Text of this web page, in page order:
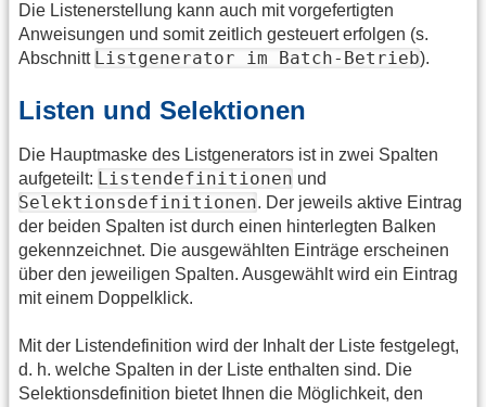
Die Listenerstellung kann auch mit vorgefertigten
Anweisungen und somit zeitlich gesteuert erfolgen (s.
Abschnitt Listgenerator im Batch-Betrieb).
Listen und Selektionen
Die Hauptmaske des Listgenerators ist in zwei Spalten
aufgeteilt: Listendefinitionen und
Selektionsdefinitionen. Der jeweils aktive Eintrag
der beiden Spalten ist durch einen hinterlegten Balken
gekennzeichnet. Die ausgewählten Einträge erscheinen
über den jeweiligen Spalten. Ausgewählt wird ein Eintrag
mit einem Doppelklick.
Mit der Listendefinition wird der Inhalt der Liste festgelegt,
d. h. welche Spalten in der Liste enthalten sind. Die
Selektionsdefinition bietet Ihnen die Möglichkeit, den